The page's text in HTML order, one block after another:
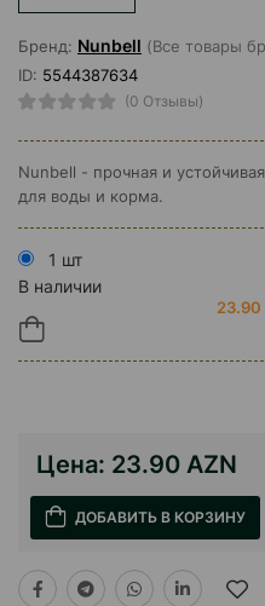
Бренд: Nunbell (Все товары
ID: 5544387634
(0 Отзывы)
Nunbell - прочная и
для воды и корма.
1 шт
В наличии
23.90
Цена: 23.90 AZN
ДОБАВИТЬ В КОРЗИНУ